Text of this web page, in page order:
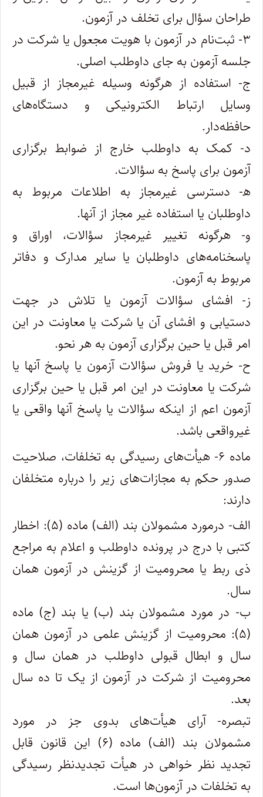
طراحان سؤال برای تخلف در آزمون.
۳- ثبت‌نام در آزمون با هویت مجعول یا شرکت در
جلسه آزمون به جای داوطلب اصلی.
ج- استفاده از هرگونه وسیله غیرمجاز از قبیل
وسایل ارتباط الکترونیکی و دستگاه‌های
حافظه‌دار.
د- کمک به داوطلب خارج از ضوابط برگزاری
آزمون برای پاسخ به سؤالات.
ه‍- دسترسی غیرمجاز به اطلاعات مربوط به
داوطلبان یا استفاده غیر مجاز از آنها.
و- هرگونه تغییر غیرمجاز سؤالات، اوراق و
پاسخنامه‌های داوطلبان یا سایر مدارک و دفاتر
مربوط به آزمون.
ز- افشای سؤالات آزمون یا تلاش در جهت
دستیابی و افشای آن یا شرکت یا معاونت در این
امر قبل یا حین برگزاری آزمون به هر نحو.
ح- خرید یا فروش سؤالات آزمون یا پاسخ آنها یا
شرکت یا معاونت در این امر قبل یا حین برگزاری
آزمون اعم از اینکه سؤالات یا پاسخ آنها واقعی یا
غیرواقعی باشد.
ماده ۶- هیأت‌های رسیدگی به تخلفات، صلاحیت
صدور حکم به مجازات‌های زیر را درباره متخلفان
دارند:
الف- درمورد مشمولان بند (الف) ماده (۵): اخطار
کتبی با درج در پرونده داوطلب و اعلام به مراجع
ذی ربط یا محرومیت از گزینش در آزمون همان
سال.
ب- در مورد مشمولان بند (ب) یا بند (ج) ماده
(۵): محرومیت از گزینش علمی در آزمون همان
سال و ابطال قبولی داوطلب در همان سال و
محرومیت از شرکت در آزمون از یک تا ده سال
بعد.
تبصره- آرای هیأت‌های بدوی جز در مورد
مشمولان بند (الف) ماده (۶) این قانون قابل
تجدید نظر خواهی در هیأت تجدیدنظر رسیدگی
به تخلفات در آزمون‌ها است.